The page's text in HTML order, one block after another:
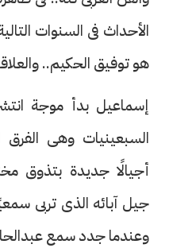
الأحداث فى السنوات
هو توفيق الحكيم..
إسماعيل بدأ موجة
السبعينيات وهى الفرق
أجيالًا جديدة بتذوق
جيل آبائه الذى تربى
وعندما جدد سمع